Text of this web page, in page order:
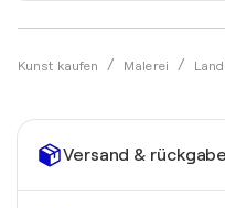
Kunst kaufen Malerei
Versand & rückgabe